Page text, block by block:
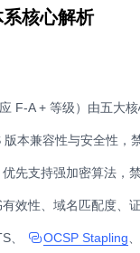
核心解析
F-A + 等级）由五大
版本兼容性与安全性，
优先支持强加密算法，
效性、域名匹配度、
、 OCSP Stapling